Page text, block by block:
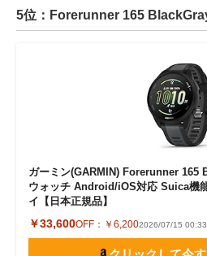
5位：Forerunner 165
ガーミン(GARMIN) Forerunner 165
ウォッチ Android/iOS対応 Suica機
イ【日本正規品】
￥33,600OFF： ￥6,2002026/07/15